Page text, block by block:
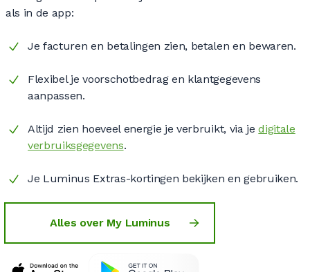
als in de app:
Je facturen en betalingen zien, betalen en bewaren.
Flexibel je voorschotbedrag en klantgegevens
aanpassen.
Altijd zien hoeveel energie je verbruikt, via jedigitale
verbruiksgegevens.
Je Luminus Extras-kortingen bekijken en gebruiken.
Alles over My Luminus